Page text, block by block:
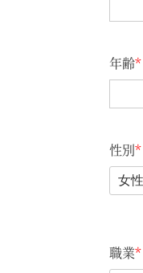
年齢*
性別*
女性
職業*